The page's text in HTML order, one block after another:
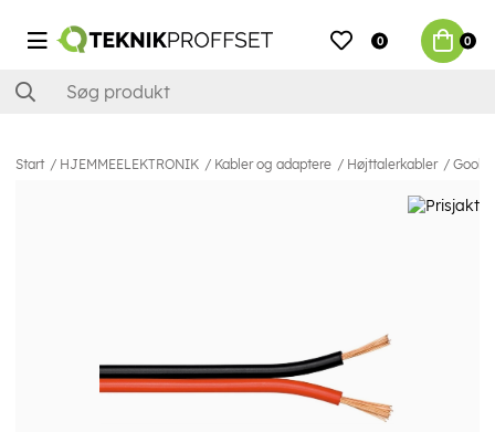
0 0
Start HJEMMEELEKTRONIK Kabler og adaptere Højttalerkabler